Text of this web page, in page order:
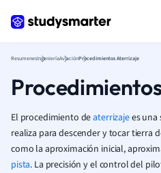
ResumenesIngenieríaAviaciónProcedimientos Aterrizaje
El procedimiento deaterrizajees una
realiza para descender y tocar tierra
como la aproximación inicial,
pista. La precisión y el control del